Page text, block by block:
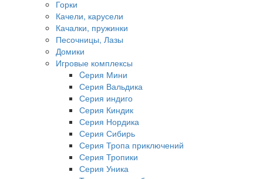
Горки
Качели, карусели
Качалки, пружинки
Песочницы, Лазы
Домики
Игровые комплексы
Cерия Мини
Серия Вальдика
Серия индиго
Серия Киндик
Серия Нордика
Серия Сибирь
Серия Тропа приключений
Серия Тропики
Серия Уника